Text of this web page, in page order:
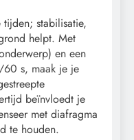
stabilisatie,
helpt. Met
en een
s, maak je je
beïnvloedt je
met diafragma
te houden.